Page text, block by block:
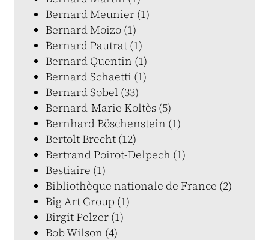
Bernard Meunier (1)
Bernard Moizo (1)
Bernard Pautrat (1)
Bernard Quentin (1)
Bernard Schaetti (1)
Bernard Sobel (33)
Bernard-Marie Koltès (5)
Bernhard Böschenstein (1)
Bertolt Brecht (12)
Bertrand Poirot-Delpech (1)
Bestiaire (1)
Bibliothèque nationale de France (2)
Big Art Group (1)
Birgit Pelzer (1)
Bob Wilson (4)